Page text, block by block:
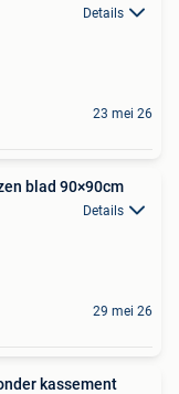
Details
23 mei 26
blad 90×90cm
Details
29 mei 26
kassement